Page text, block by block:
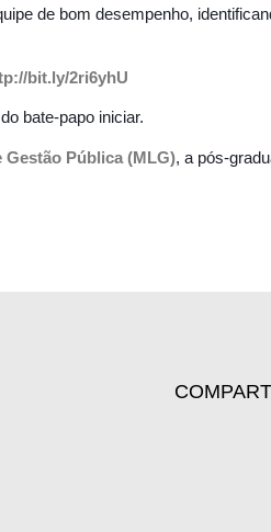
de bom desempenho,
bit.ly/2ri6yhU
bate-papo iniciar.
Gestão Pública (MLG), a pós-